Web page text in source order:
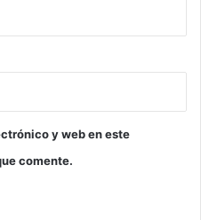
y web en este
comente.